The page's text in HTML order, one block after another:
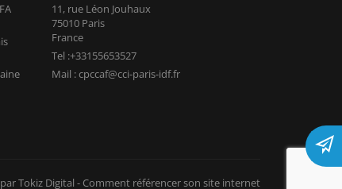
11, rue Léon Jouhaux
75010 Paris
France
Tel :+33155653527
Mail : cpccaf@cci-paris-idf.fr
Tokiz Digital - Comment référencer son site internet